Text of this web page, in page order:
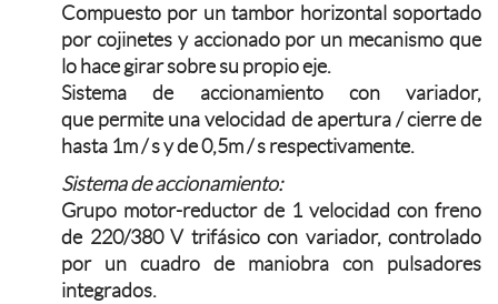
Compuesto por un tambor horizontal soportado
por cojinetes y accionado por un mecanismo que
lo hace girar sobre su propio eje.
Sistema de accionamiento con variador,
que permite una velocidad de apertura / cierre de
hasta 1m / s y de 0,5m / s respectivamente.
Sistema de accionamiento:
Grupo motor-reductor de 1 velocidad con freno
de 220/380 V trifásico con variador, controlado
por un cuadro de maniobra con pulsadores
integrados.